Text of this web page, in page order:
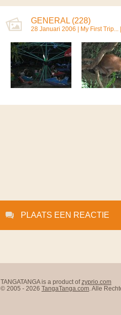
GENERAL (228)
28 Januari 2006 | My First Trip...
PLAATS EEN REACTIE
TANGATANGA is a product ofzyprio.com
© 2005 - 2026 TangaTanga.com . Alle